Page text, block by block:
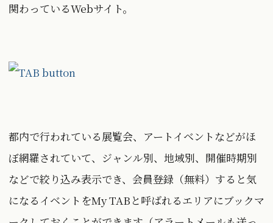
関わっているWebサイト。
都内で行われている展覧会、アートイベントなどがほ
ぼ網羅されていて、ジャンル別、地域別、開催時期別
などで絞り込み表示でき、会員登録（無料）すると気
になるイベントをMy TABと呼ばれるエリアにブックマ